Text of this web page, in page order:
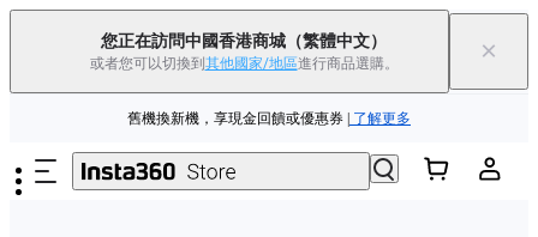
您正在訪問中國香港商城 （繁體中文）
或者您可以切換到 其他國家/地區進行商品選購。 ×
Insta360 Luna Ultra |現已上市| 免運費
舊機換新機，享現金回饋或優惠券 了解更多
Insta360 Luna Ultra 香港限定人氣套裝 | 現已上市 |免運費